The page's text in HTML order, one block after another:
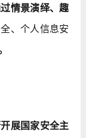
情景演绎、趣
、个人信息安
展国家安全主